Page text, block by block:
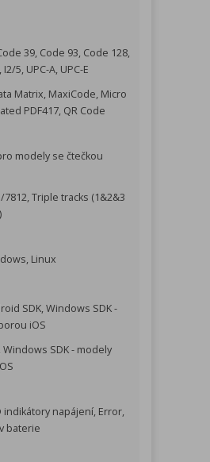
39, Code 93, Code 128,
I2/5, UPC-A, UPC-E
Matrix, MaxiCode, Micro
PDF417, QR Code
modely se čtečkou
7812, Triple tracks (1&2&3
Linux
SDK, Windows SDK -
iOS
Windows SDK - modely
indikátory napájení, Error,
baterie